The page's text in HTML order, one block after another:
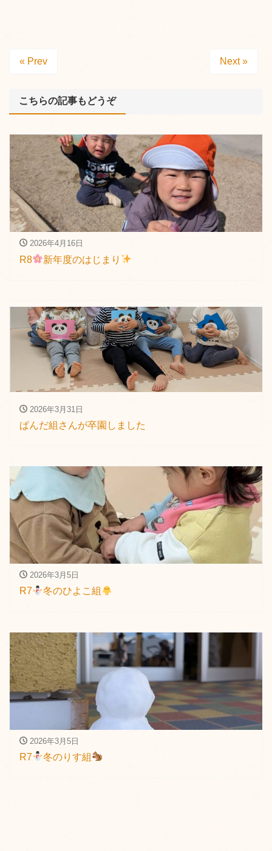
« Prev Next »
こちらの記事もどうぞ
2026年4月16日
R8 新年度のはじまり
2026年3月31日
ぱんだ組さんが卒園しました
2026年3月5日
R7 冬のひよこ組
2026年3月5日
R7 冬のりす組